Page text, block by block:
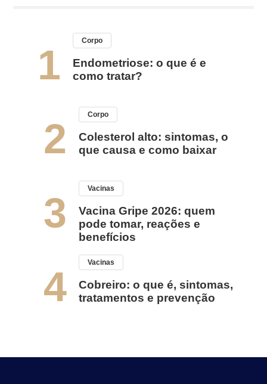
1
Corpo
Endometriose: o que é e
como tratar?
2
Corpo
Colesterol alto: sintomas, o
que causa e como baixar
3
Vacinas
Vacina Gripe 2026: quem
pode tomar, reações e
benefícios
4
Vacinas
Cobreiro: o que é, sintomas,
tratamentos e prevenção